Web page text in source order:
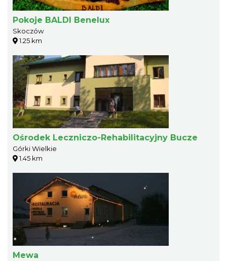
Pokoje BALDI Benelux
Skoczów
1.25 km
Ośrodek Leczniczo-Rehabilitacyjny Bucze
Górki Wielkie
1.45 km
Mewa